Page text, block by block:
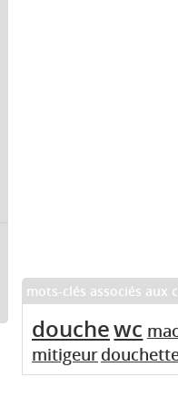
mots-clés associés aux
douchewc
mitigeur